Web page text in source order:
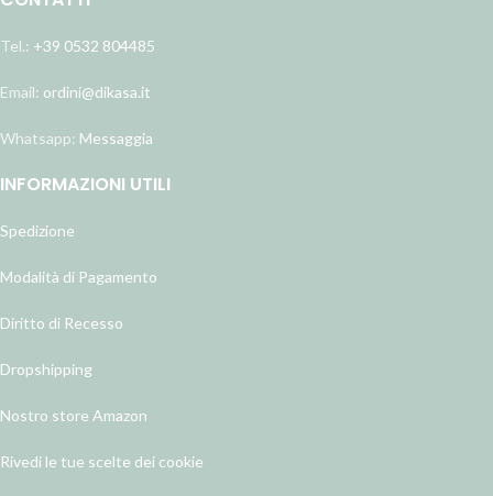
Tel.: +39 0532 804485
Email: ordini@dikasa.it
Whatsapp: Messaggia
INFORMAZIONI UTILI
Spedizione
Modalità di Pagamento
Diritto di Recesso
Dropshipping
Nostro store Amazon
Rivedi le tue scelte dei cookie